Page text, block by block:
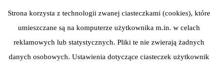
content
Strona korzysta z technologii zwanej ciasteczkami (cookies), które
umieszczane są na komputerze użytkownika m.in. w celach
reklamowych lub statystycznych. Pliki te nie zwierają żadnych
danych osobowych. Ustawienia dotyczące ciasteczek użytkownik